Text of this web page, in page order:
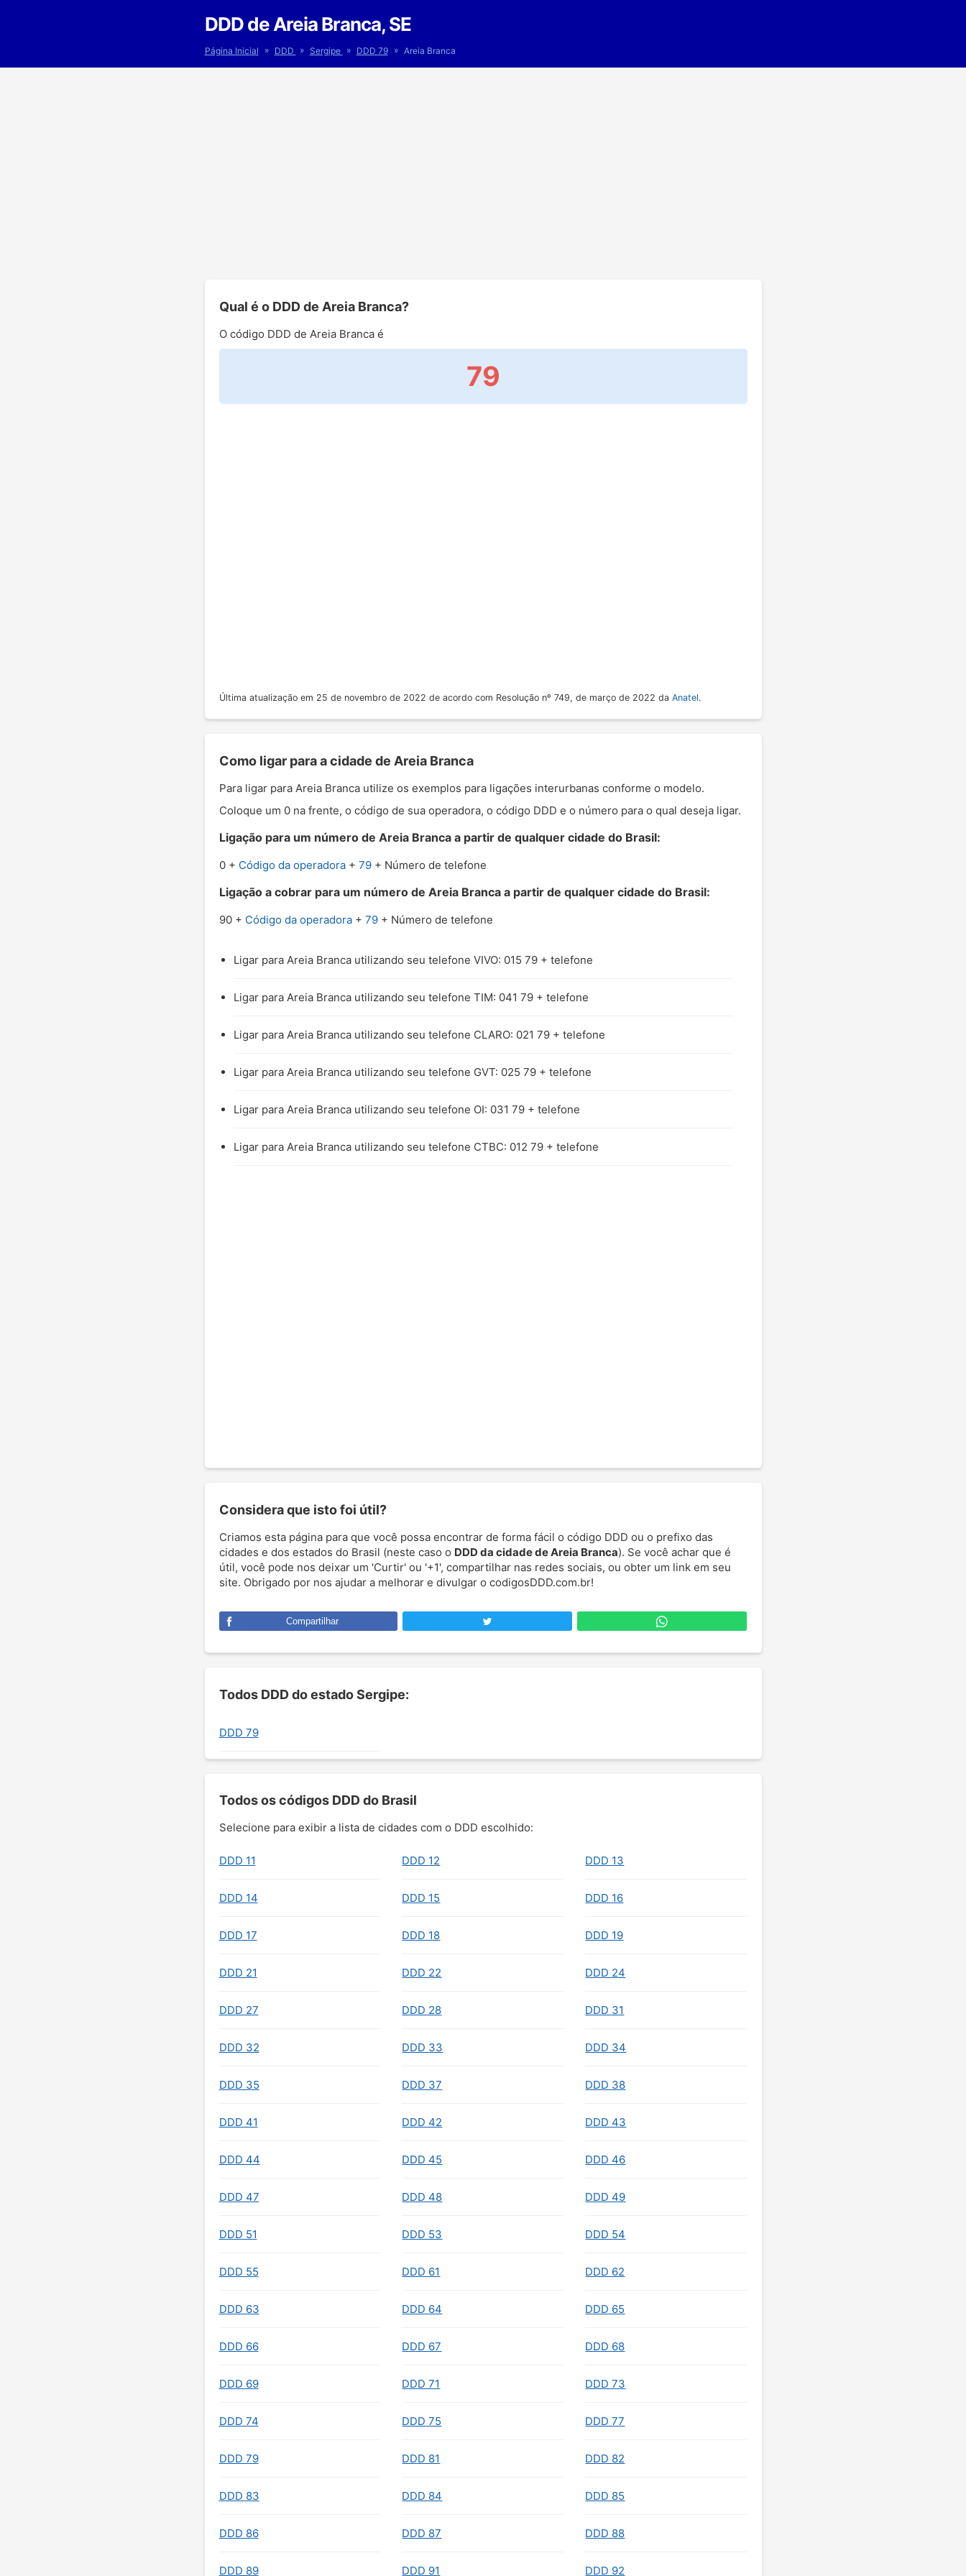
DDD de Areia Branca, SE
Página Inicial » DDD » Sergipe » DDD 79 » Areia Branca
Qual é o DDD de Areia Branca?
O código DDD de Areia Branca é
79
Última atualização em 25 de novembro de 2022 de acordo com Resolução nº 749, de março de 2022 da Anatel.
Como ligar para a cidade de Areia Branca
Para ligar para Areia Branca utilize os exemplos para ligações interurbanas conforme o modelo.
Coloque um 0 na frente, o código de sua operadora, o código DDD e o número para o qual deseja ligar.
Ligação para um número de Areia Branca a partir de qualquer cidade do Brasil:
0 + Código da operadora+ 79+ Número de telefone
Ligação a cobrar para um número de Areia Branca a partir de qualquer cidade do Brasil:
90 + Código da operadora+ 79+ Número de telefone
Ligar para Areia Branca utilizando seu telefone VIVO: 015 79 + telefone
Ligar para Areia Branca utilizando seu telefone TIM: 041 79 + telefone
Ligar para Areia Branca utilizando seu telefone CLARO: 021 79 + telefone
Ligar para Areia Branca utilizando seu telefone GVT: 025 79 + telefone
Ligar para Areia Branca utilizando seu telefone OI: 031 79 + telefone
Ligar para Areia Branca utilizando seu telefone CTBC: 012 79 + telefone
Considera que isto foi útil?
Criamos esta página para que você possa encontrar de forma fácil o código DDD ou o prefixo das
cidades e dos estados do Brasil (neste caso o DDD da cidade de Areia Branca). Se você achar que é
útil, você pode nos deixar um 'Curtir' ou '+1', compartilhar nas redes sociais, ou obter um link em seu
site. Obrigado por nos ajudar a melhorar e divulgar o codigosDDD.com.br!
Compartilhar
Todos DDD do estado Sergipe:
DDD 79
Todos os códigos DDD do Brasil
Selecione para exibir a lista de cidades com o DDD escolhido:
DDD 11 DDD 12 DDD 13
DDD 14 DDD 15 DDD 16
DDD 17 DDD 18 DDD 19
DDD 21 DDD 22 DDD 24
DDD 27 DDD 28 DDD 31
DDD 32 DDD 33 DDD 34
DDD 35 DDD 37 DDD 38
DDD 41 DDD 42 DDD 43
DDD 44 DDD 45 DDD 46
DDD 47 DDD 48 DDD 49
DDD 51 DDD 53 DDD 54
DDD 55 DDD 61 DDD 62
DDD 63 DDD 64 DDD 65
DDD 66 DDD 67 DDD 68
DDD 69 DDD 71 DDD 73
DDD 74 DDD 75 DDD 77
DDD 79 DDD 81 DDD 82
DDD 83 DDD 84 DDD 85
DDD 86 DDD 87 DDD 88
DDD 89 DDD 91 DDD 92